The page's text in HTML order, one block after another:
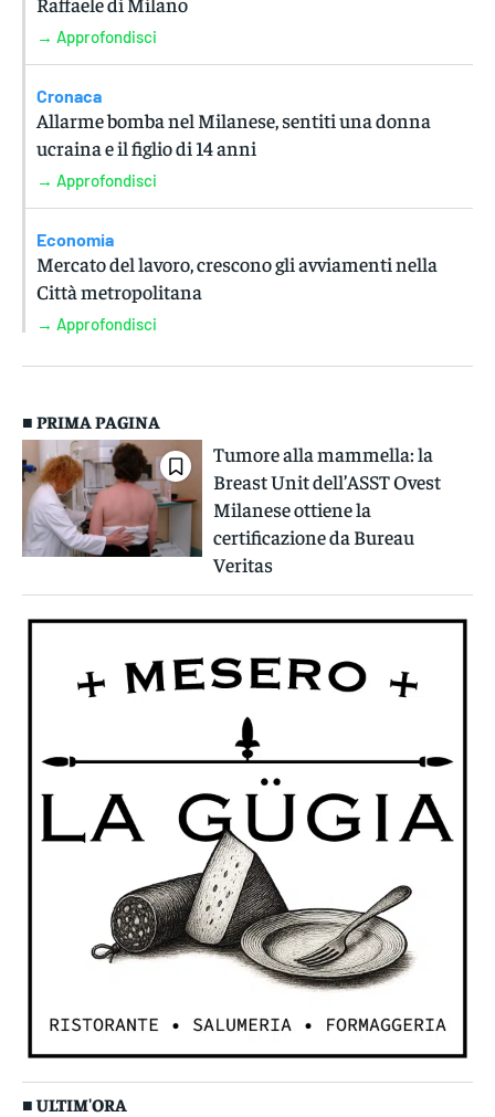
→ Approfondisci
Cronaca
Allarme bomba nel Milanese, sentiti una donna
ucraina e il figlio di 14 anni
→ Approfondisci
Economia
Mercato del lavoro, crescono gli avviamenti nella
Città metropolitana
→ Approfondisci
■ PRIMA PAGINA
Tumore alla mammella: la
Breast Unit dell’ASST Ovest
Milanese ottiene la
certificazione da Bureau
Veritas
■ ULTIM'ORA